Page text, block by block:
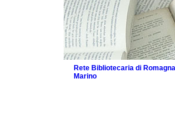
Rete Bibliotecaria di
Marino